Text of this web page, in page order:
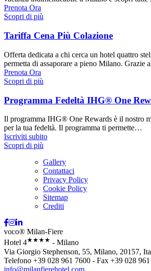
Prenota Ora
Scopri di più
Tariffa Cena Più Colazione
Offerta dedicata a chi cerca un hotel quattro
permetta di assaporare a pieno Milano. Grazie
Prenota Ora
Scopri di più
Programma Fedeltà IHG® One
Il programma IHG® One Rewards è il nostro
per la tua fedeltà. Il programma ti permette…
Iscriviti subito
Scopri di più
Gallery
Contattaci
Privacy Policy
Cookie Policy
Sitemap
Crediti
voco® Milan-Fiere
Hotel 4★★★★ - Milano
Via Giorgio Stephenson, 55, Milano, 20157,
Telefono +39 028 961 7600 - Fax +39 028
info@milanfierehotel.com